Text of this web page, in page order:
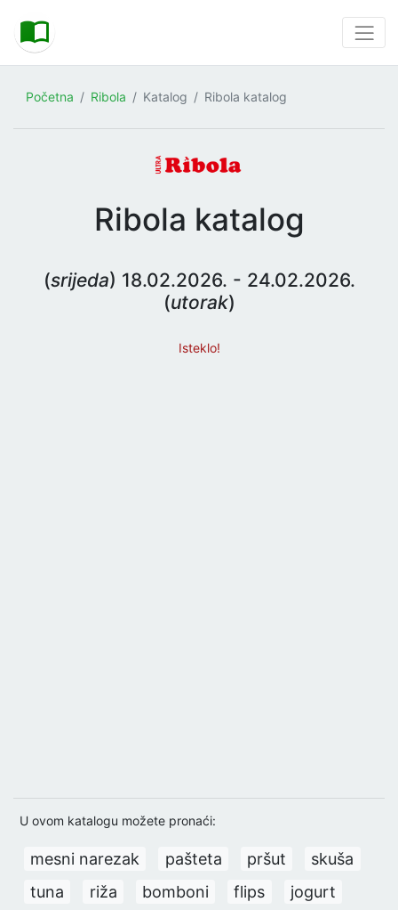
Početna Ribola Katalog Ribola katalog
Ribola katalog
(srijeda) 18.02.2026. - 24.02.2026.
(utorak)
Isteklo!
U ovom katalogu možete pronaći:
mesni narezak pašteta pršut
skuša
tuna
riža bomboni flips
jogurt